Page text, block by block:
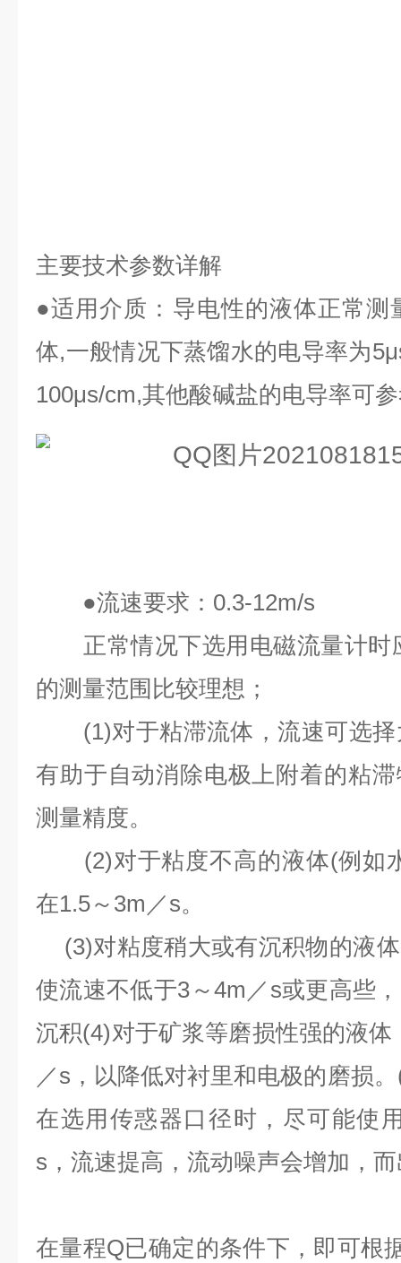
主要技术参数详解
●适用介质：导电性的液体正常测
体,一般情况下蒸馏水的电导率为
100μs/cm,其他酸碱盐的电导率可
●流速要求： 0.3-12m/s
正常情况下选用电磁流量计时
的测量范围比较理想；
(1)对于粘滞流体，流速可选
有助于自动消除电极上附着的粘
测量精度。
(2)对于粘度不高的液体(例如
在1.5～ 3m ／s。
(3)对粘度稍大或有沉积物的液
使流速不低于3 ～4m ／ s或更高些
沉积(4)对于矿浆等磨损性强的液
／s ，以降低对衬里和电极的磨损。
在选用传惑器口径时，尽可能使
s ，流速提高，流动噪声会增加，
在量程Q已确定的条件下，即可根